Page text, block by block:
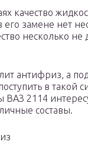
качество
замене нет
несколько не
антифриз, а
в такой
ВАЗ 2114
составы.